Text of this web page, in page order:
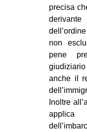
precisa
non
pene
anche il
Inoltre